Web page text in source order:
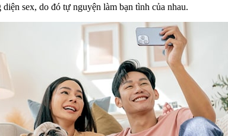
sex, do đó tự nguyện làm bạn tình của nhau.